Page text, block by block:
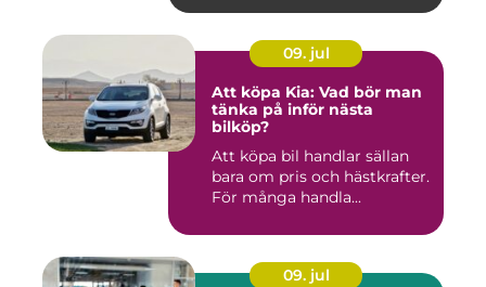
09. jul
Att köpa Kia: Vad bör man
tänka på inför nästa
bilköp?
Att köpa bil handlar sällan
bara om pris och hästkrafter.
För många handla...
09. jul